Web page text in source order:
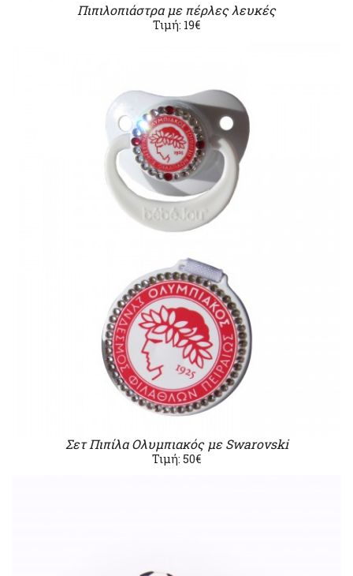
Πιπιλοπιάστρα με πέρλες λευκές
Τιμή: 19€
Σετ Πιπίλα Ολυμπιακός με Swarovski
Τιμή: 50€